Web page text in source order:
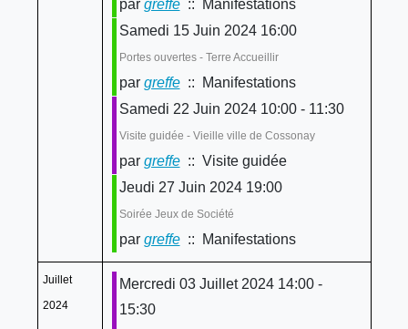
par greffe:: Manifestations
Samedi 15 Juin 2024 16:00
Portes ouvertes - Terre Accueillir
par greffe:: Manifestations
Samedi 22 Juin 2024 10:00 - 11:30
Visite guidée - Vieille ville de Cossonay
par greffe:: Visite guidée
Jeudi 27 Juin 2024 19:00
Soirée Jeux de Société
par greffe:: Manifestations
Juillet
2024
Mercredi 03 Juillet 2024 14:00 -
15:30